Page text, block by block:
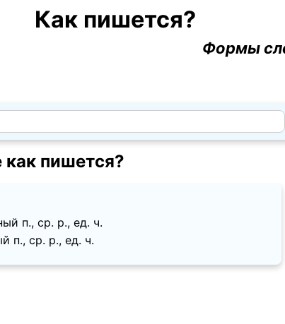
Как пишется?
Формы
как пишется?
п., ср. p., ед. ч.
п., ср. p., ед. ч.